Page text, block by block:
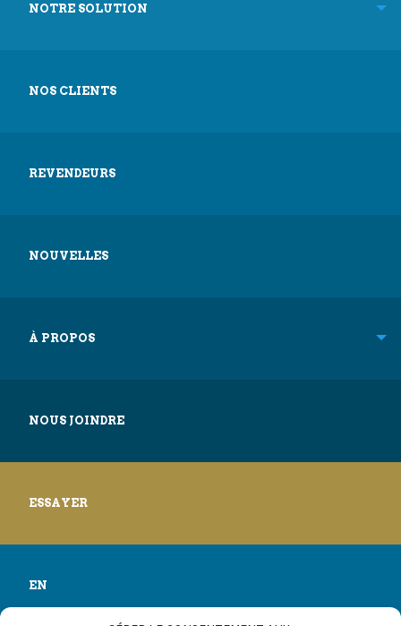
NOTRE SOLUTION
NOS CLIENTS
REVENDEURS
NOUVELLES
À PROPOS
NOUS JOINDRE
ESSAYER
EN